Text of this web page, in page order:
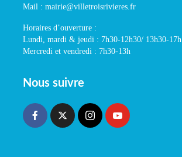
Mail : mairie@villetroisrivieres.fr
Horaires d’ouverture :
Lundi, mardi & jeudi : 7h30-12h30/ 13h30-17h
Mercredi et vendredi : 7h30-13h
Nous suivre